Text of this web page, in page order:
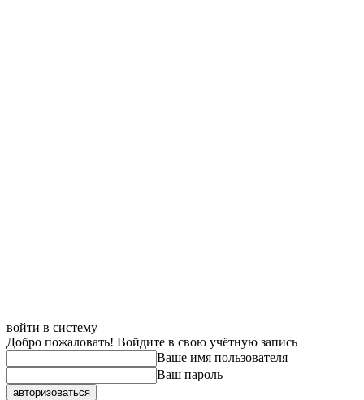
войти в систему
Добро пожаловать! Войдите в свою учётную запись
Ваше имя пользователя
Ваш пароль